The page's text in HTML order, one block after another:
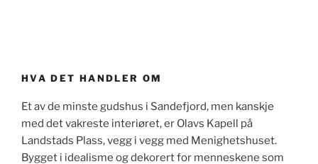
HVA DET HANDLER OM
Et av de minste gudshus i Sandefjord, men kanskje
med det vakreste interiøret, er Olavs Kapell på
Landstads Plass, vegg i vegg med Menighetshuset.
Bygget i idealisme og dekorert for menneskene som